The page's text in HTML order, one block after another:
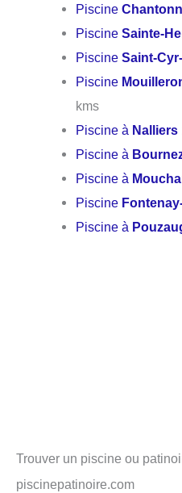
Piscine
PiscineSainte-
PiscineSaint-
Piscine
kms
Piscine à Nalliers
Piscine à
Piscine à
Piscine
Piscine à
Trouver un piscine ou
piscinepatinoire.com